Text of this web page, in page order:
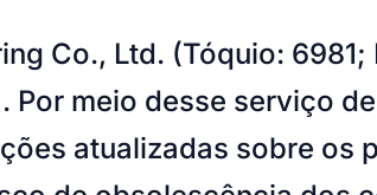
BelvalJardim Califórnia Jardim dos Altos
Jardim Paraíso Jardim Paulista Jardim
Parque ImperialParque Santa LuziaParque Viana
Vila Nossa Sra. da Escada Vila Porto
Votupoca
Co., Ltd. (Tóquio:
Por meio desse serviço
atualizadas sobre os